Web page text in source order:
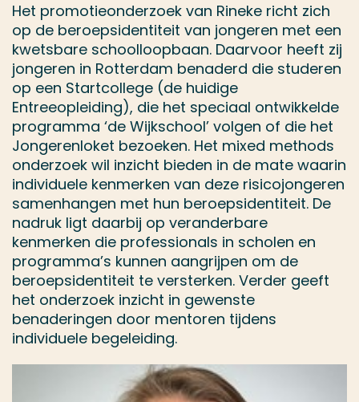
Het promotieonderzoek van Rineke richt zich
op de beroepsidentiteit van jongeren met een
kwetsbare schoolloopbaan. Daarvoor heeft zij
jongeren in Rotterdam benaderd die studeren
op een Startcollege (de huidige
Entreeopleiding), die het speciaal ontwikkelde
programma ‘de Wijkschool’ volgen of die het
Jongerenloket bezoeken. Het mixed methods
onderzoek wil inzicht bieden in de mate waarin
individuele kenmerken van deze risicojongeren
samenhangen met hun beroepsidentiteit. De
nadruk ligt daarbij op veranderbare
kenmerken die professionals in scholen en
programma’s kunnen aangrijpen om de
beroepsidentiteit te versterken. Verder geeft
het onderzoek inzicht in gewenste
benaderingen door mentoren tijdens
individuele begeleiding.